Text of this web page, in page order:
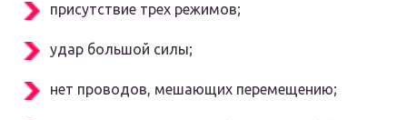
присутствие трех режимов;
удар большой силы;
нет проводов, мешающих перемещению;